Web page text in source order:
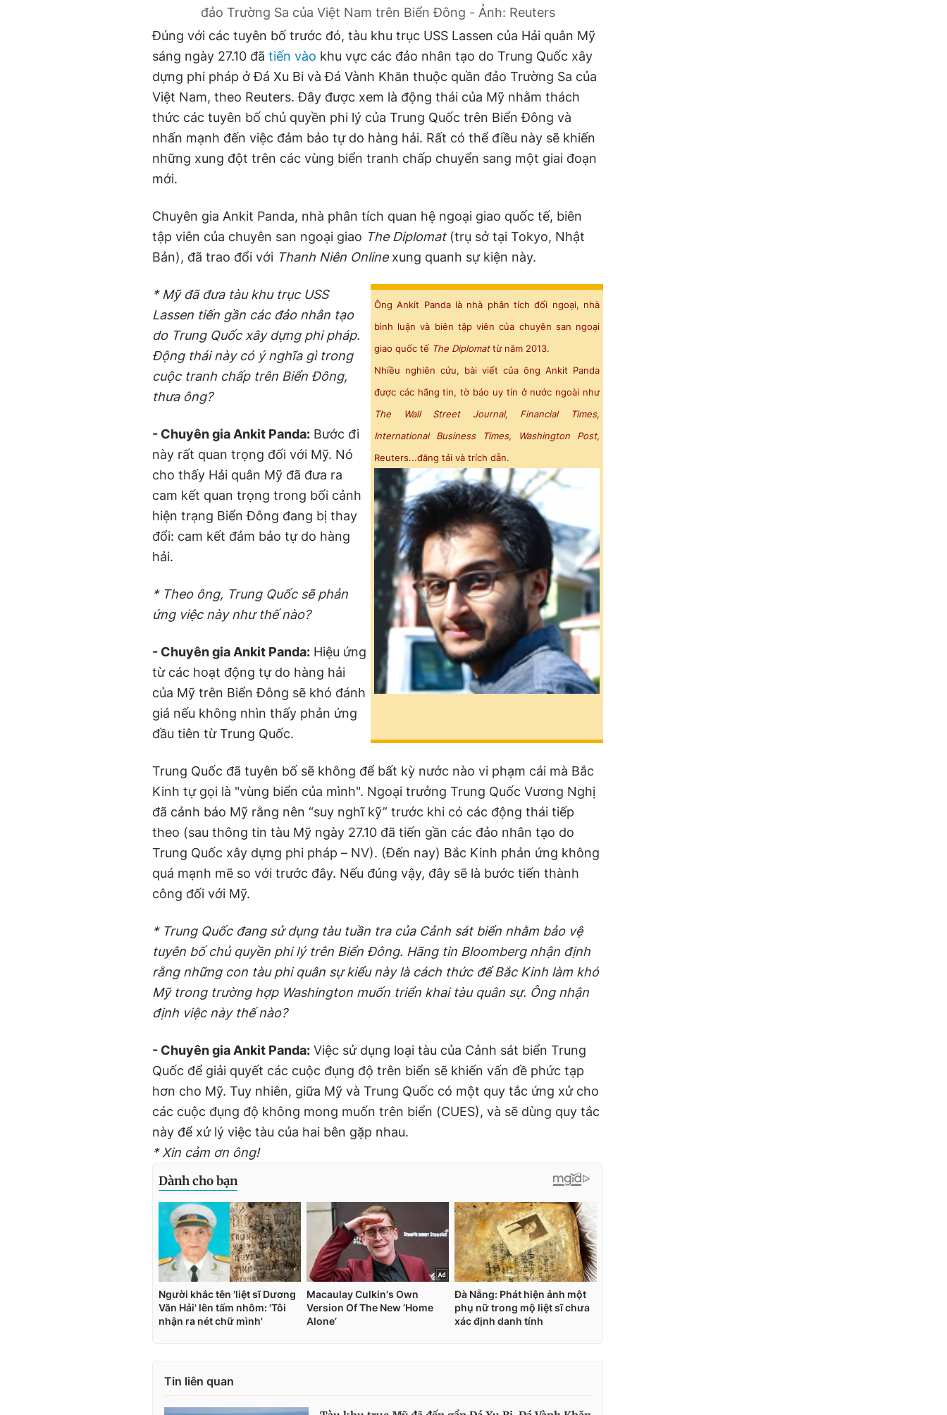
đảo Trường Sa của Việt Nam trên Biển Đông - Ảnh: Reuters
Đúng với các tuyên bố trước đó, tàu khu trục USS Lassen của Hải quân Mỹ
sáng ngày 27.10 đã tiến vào khu vực các đảo nhân tạo do Trung Quốc xây
dựng phi pháp ở Đá Xu Bi và Đá Vành Khăn thuộc quần đảo Trường Sa của
Việt Nam, theo Reuters. Đây được xem là động thái của Mỹ nhằm thách
thức các tuyên bố chủ quyền phi lý của Trung Quốc trên Biển Đông và
nhấn mạnh đến việc đảm bảo tự do hàng hải. Rất có thể điều này sẽ khiến
những xung đột trên các vùng biển tranh chấp chuyển sang một giai đoạn
mới.
Chuyên gia Ankit Panda, nhà phân tích quan hệ ngoại giao quốc tế, biên
tập viên của chuyên san ngoại giao The Diplomat(trụ sở tại Tokyo, Nhật
Bản), đã trao đổi với Thanh Niên Online xung quanh sự kiện này.
Ông Ankit Panda là nhà phân tích đối ngoại, nhà
bình luận và biên tập viên của chuyên san ngoại
giao quốc tế The Diplomattừ năm 2013.
Nhiều nghiên cứu, bài viết của ông Ankit Panda
được các hãng tin, tờ báo uy tín ở nước ngoài như
The Wall Street Journal, Financial Times,
International Business Times, Washington Post,
Reuters...đăng tải và trích dẫn.
* Mỹ đã đưa tàu khu trục USS
Lassen tiến gần các đảo nhân tạo
do Trung Quốc xây dựng phi pháp.
Động thái này có ý nghĩa gì trong
cuộc tranh chấp trên Biển Đông,
thưa ông?
- Chuyên gia Ankit Panda: Bước đi
này rất quan trọng đối với Mỹ. Nó
cho thấy Hải quân Mỹ đã đưa ra
cam kết quan trọng trong bối cảnh
hiện trạng Biển Đông đang bị thay
đổi: cam kết đảm bảo tự do hàng
hải.
* Theo ông, Trung Quốc sẽ phản
ứng việc này như thế nào?
- Chuyên gia Ankit Panda: Hiệu ứng
từ các hoạt động tự do hàng hải
của Mỹ trên Biển Đông sẽ khó đánh
giá nếu không nhìn thấy phản ứng
đầu tiên từ Trung Quốc.
Trung Quốc đã tuyên bố sẽ không để bất kỳ nước nào vi phạm cái mà Bắc
Kinh tự gọi là "vùng biển của mình". Ngoại trưởng Trung Quốc Vương Nghị
đã cảnh báo Mỹ rằng nên “suy nghĩ kỹ” trước khi có các động thái tiếp
theo (sau thông tin tàu Mỹ ngày 27.10 đã tiến gần các đảo nhân tạo do
Trung Quốc xây dựng phi pháp – NV). (Đến nay) Bắc Kinh phản ứng không
quá mạnh mẽ so với trước đây. Nếu đúng vậy, đây sẽ là bước tiến thành
công đối với Mỹ.
* Trung Quốc đang sử dụng tàu tuần tra của Cảnh sát biển nhằm bảo vệ
tuyên bố chủ quyền phi lý trên Biển Đông. Hãng tin Bloomberg nhận định
rằng những con tàu phi quân sự kiểu này là cách thức để Bắc Kinh làm khó
Mỹ trong trường hợp Washington muốn triển khai tàu quân sự. Ông nhận
định việc này thế nào?
- Chuyên gia Ankit Panda: Việc sử dụng loại tàu của Cảnh sát biển Trung
Quốc để giải quyết các cuộc đụng độ trên biển sẽ khiến vấn đề phức tạp
hơn cho Mỹ. Tuy nhiên, giữa Mỹ và Trung Quốc có một quy tắc ứng xử cho
các cuộc đụng độ không mong muốn trên biển (CUES), và sẽ dùng quy tắc
này để xử lý việc tàu của hai bên gặp nhau.
* Xin cảm ơn ông!
Tin liên quan